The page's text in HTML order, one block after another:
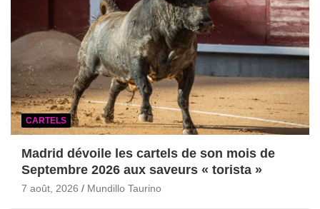
CARTELS
Madrid dévoile les cartels de son mois de
Septembre 2026 aux saveurs « torista »
7 août, 2026 Mundillo Taurino